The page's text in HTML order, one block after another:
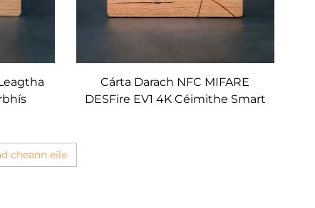
Cárta Darach NFC MIFARE
DESFire EV1 4K Céimithe Smart
cheann eile